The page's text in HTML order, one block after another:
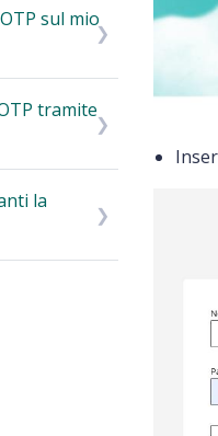
sul mio
tramite
la